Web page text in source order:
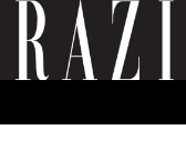
GRAZIA